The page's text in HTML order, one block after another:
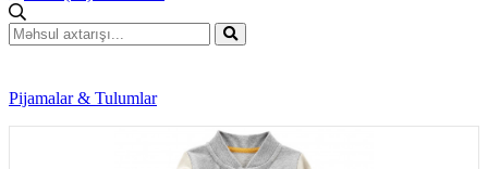
Pijamalar & Tulumlar